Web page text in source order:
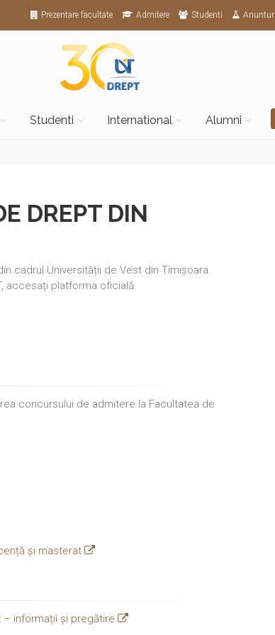
Prezentare facultate Admitere Studenti Anunturi
Studenti International Alumni
DREPT DIN
cadrul Universității de Vest din Timișoara.
accesați platforma oficială.
concursului de admitere la Facultatea de
și masterat
– informații și pregătire